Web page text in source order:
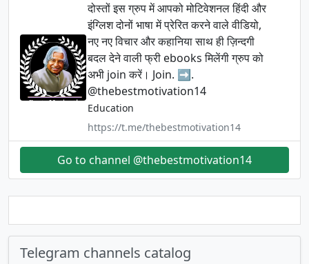
दोस्तों इस ग्रुप में आपको मोटिवेशनल हिंदी और
इंग्लिश दोनों भाषा में प्रेरित करने वाले वीडियो,
नए नए विचार और कहानिया साथ ही ज़िन्दगी
बदल देने वाली फ्री ebooks मिलेंगी ग्रुप को
अभी join करें। Join. ➡️.
@thebestmotivation14
Education
https://t.me/thebestmotivation14
Go to channel @thebestmotivation14
Telegram channels catalog